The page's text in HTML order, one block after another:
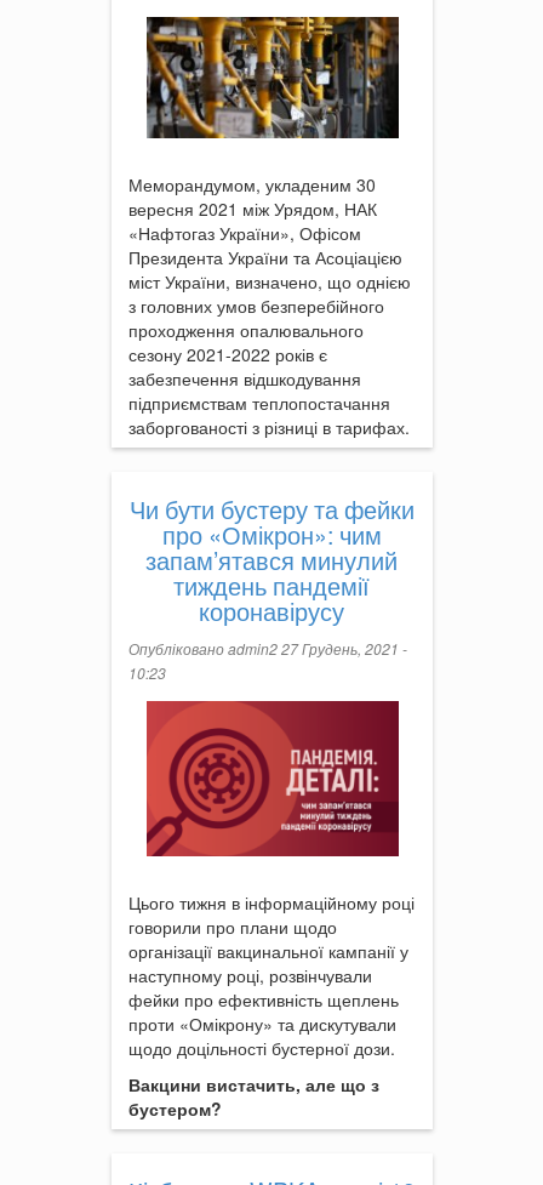
Меморандумом, укладеним 30
вересня 2021 між Урядом, НАК
«Нафтогаз України», Офісом
Президента України та Асоціацією
міст України, визначено, що однією
з головних умов безперебійного
проходження опалювального
сезону 2021-2022 років є
забезпечення відшкодування
підприємствам теплопостачання
заборгованості з різниці в тарифах.
Чи бути бустеру та фейки
про «Омікрон»: чим
запам’ятався минулий
тиждень пандемії
коронавірусу
Опублікованоadmin227 Грудень, 2021 -
10:23
Цього тижня в інформаційному році
говорили про плани щодо
організації вакцинальної кампанії у
наступному році, розвінчували
фейки про ефективність щеплень
проти «Омікрону» та дискутували
щодо доцільності бустерної дози.
Вакцини вистачить, але що з
бустером?